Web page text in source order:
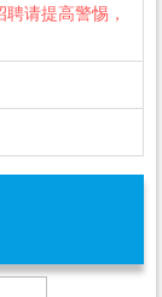
聘请提高警惕，